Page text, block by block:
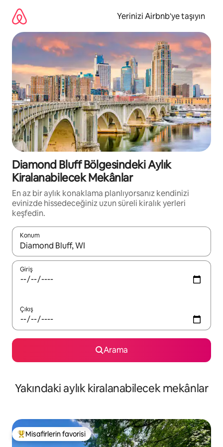
Yerinizi Airbnb'ye taşıyın
Diamond Bluff Bölgesindeki Aylık
Kiralanabilecek Mekânlar
En az bir aylık konaklama planlıyorsanız kendinizi
evinizde hissedeceğiniz uzun süreli kiralık yerleri
keşfedin.
Konum
Sonuçlar kullanılabilir olduğunda yukarı ve aşağı oklarıyla
Giriş
Çıkış
Arama
Yakındaki aylık kiralanabilecek mekânlar
Misafirlerin favorilerinden en beğenilenler arasında
Misafirlerin favorisi